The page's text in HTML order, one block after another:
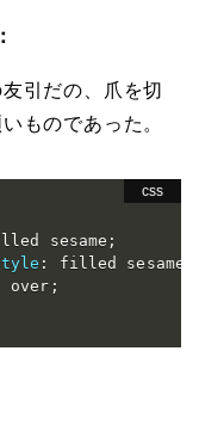
引だの、爪を切
ものであった。
sesame ;
: filled sesame
over ;